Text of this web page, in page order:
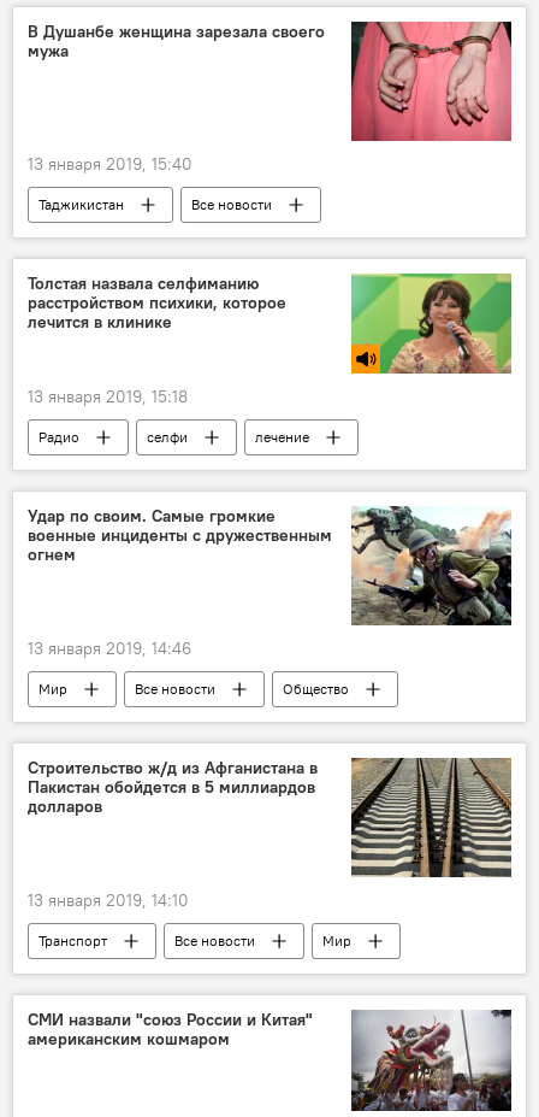
Центральная Азия
Афганистан
переговоры
В Душанбе женщина зарезала своего
мужа
13 января 2019, 15:40
Таджикистан
Все новости
Происшествия, ЧП, криминал
убийство
Новости Душанбе
Толстая назвала селфиманию
расстройством психики, которое
лечится в клинике
13 января 2019, 15:18
Радио селфи лечение
Удар по своим. Самые громкие
военные инциденты с дружественным
огнем
13 января 2019, 14:46
Мир Все новости
Общество
война
Строительство ж/д из Афганистана в
Пакистан обойдется в 5 миллиардов
долларов
13 января 2019, 14:10
Транспорт Все новости
Мир
Узбекистан
Афганистан
Пакистан
железная дорога
Строительство
СМИ назвали "союз России и Китая"
американским кошмаром